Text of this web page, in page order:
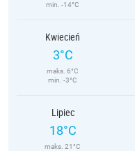
min. -14°C
Kwiecień
3°C
maks. 6°C
min. -3°C
Lipiec
18°C
maks. 21°C